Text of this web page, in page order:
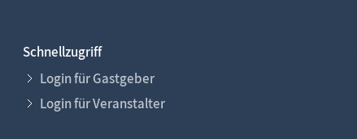
Schnellzugriff
Login für Gastgeber
Login für Veranstalter